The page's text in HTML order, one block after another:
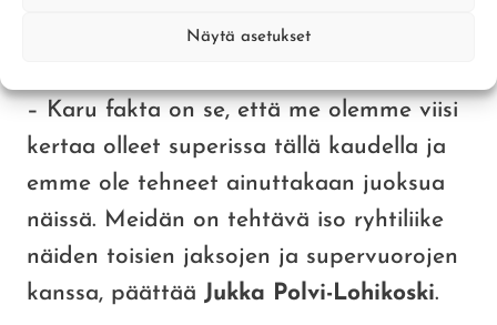
Näytä asetukset
seinäjokelaisille lukemin 0-2.
– Karu fakta on se, että me olemme viisi
kertaa olleet superissa tällä kaudella ja
emme ole tehneet ainuttakaan juoksua
näissä. Meidän on tehtävä iso ryhtiliike
näiden toisien jaksojen ja supervuorojen
kanssa, päättää Jukka Polvi-Lohikoski.